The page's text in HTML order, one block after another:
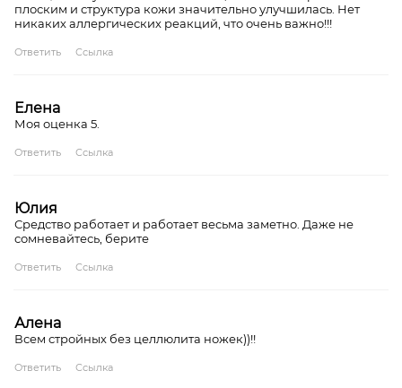
плоским и структура кожи значительно улучшилась. Нет
никаких аллергических реакций, что очень важно!!!
Ответить Ссылка
Елена
Моя оценка 5.
Ответить Ссылка
Юлия
Средство работает и работает весьма заметно. Даже не
сомневайтесь, берите
Ответить Ссылка
Алена
Всем стройных без целлюлита ножек))!!
Ответить Ссылка